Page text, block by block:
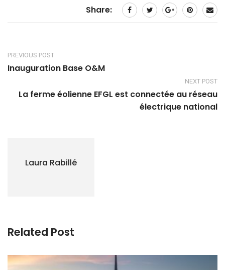
Share:
PREVIOUS POST
Inauguration Base O&M
NEXT POST
La ferme éolienne EFGL est connectée au réseau
électrique national
Laura Rabillé
Related Post